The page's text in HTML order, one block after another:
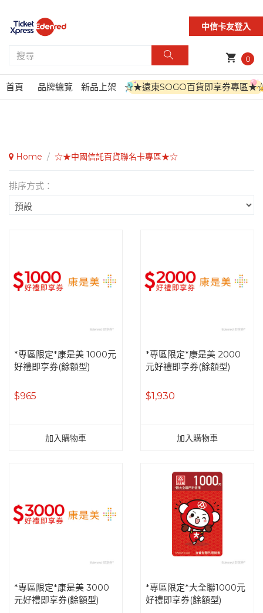
中信卡友登入
shopping_cart 0
首頁 品牌總覽 新品上架 ☆★遠東SOGO百貨即享券專區
Home / ☆★中國信託百貨聯名卡專區★☆
排序方式：
*專區限定*康是美 1000元
好禮即享券(餘額型)
$965
加入購物車
*專區限定*康是美 2000
元好禮即享券(餘額型)
$1,930
加入購物車
*專區限定*康是美 3000
元好禮即享券(餘額型)
*專區限定*大全聯1000元
好禮即享券(餘額型)